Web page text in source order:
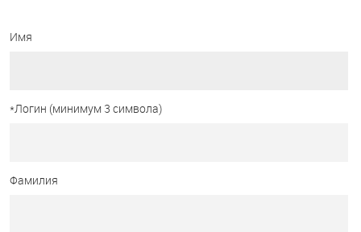
Имя
*Логин (минимум 3 символа)
Фамилия